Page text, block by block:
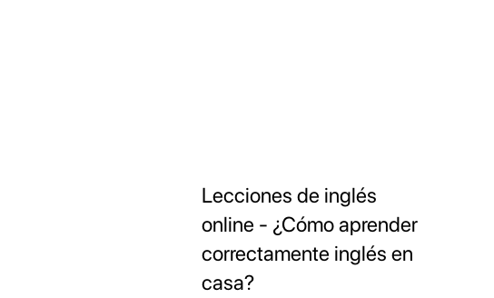
Lecciones de inglés
online - ¿Cómo aprender
correctamente inglés en
casa?